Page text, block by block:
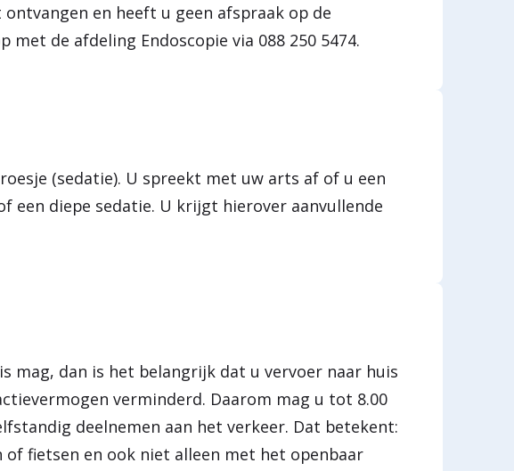
en heeft u geen afspraak op de
met de afdeling Endoscopie via 088 250 5474.
(sedatie). U spreekt met uw arts af of u een
diepe sedatie. U krijgt hierover aanvullende
mag, dan is het belangrijk dat u vervoer naar huis
verminderd. Daarom mag u tot 8.00
deelnemen aan het verkeer. Dat betekent:
fietsen en ook niet alleen met het openbaar